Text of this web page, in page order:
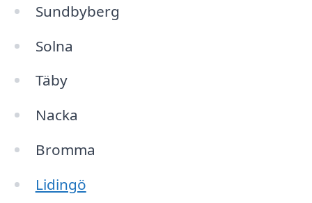
Sundbyberg
Solna
Täby
Nacka
Bromma
Lidingö